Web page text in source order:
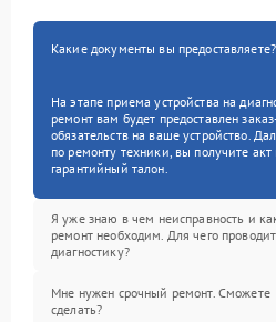
Какие документы вы предоставляете?
На этапе приема устройства на
ремонт вам будет предоставлен
обязательств на ваше устройство.
по ремонту техники, вы получите
гарантийный талон.
Я уже знаю в чем неисправность и
ремонт необходим. Для чего
диагностику?
Мне нужен срочный ремонт. Сможете
сделать?